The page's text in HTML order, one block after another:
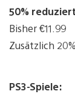
50% reduziert
Bisher €11.99
Zusätzlich
PS3-Spiele: